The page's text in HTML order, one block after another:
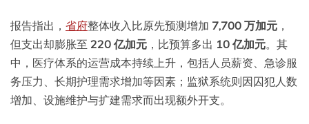
报告指出， 省府整体收入比原先预测增加 7,700 万加元 ，
但支出却膨胀至 220 亿加元 ，比预算多出 10 亿加元。其
中，医疗体系的运营成本持续上升，包括人员薪资、急诊服
务压力、长期护理需求增加等因素；监狱系统则因囚犯人数
增加、设施维护与扩建需求而出现额外开支。